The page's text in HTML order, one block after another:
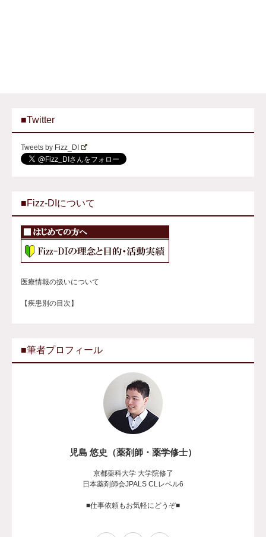
■Twitter
Tweets by Fizz_DI
■Fizz-DIについて
医療情報の扱いについて
【疾患別の目次】
■筆者プロフィール
児島 悠史（薬剤師・薬学修士）
京都薬科大学 大学院修了
日本薬剤師会JPALS CLレベル6
■仕事依頼もお気軽にどうぞ■